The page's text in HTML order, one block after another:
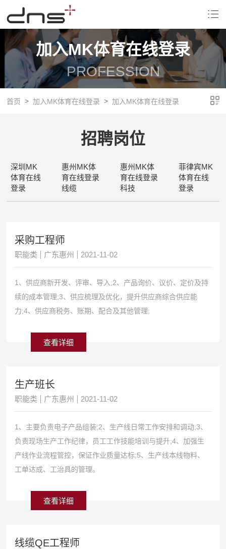
加入MK体育在线登录
PROFESSION
首页 加入MK体育在线登录 加入MK体育在线登录
招聘岗位
深圳MK
体育在线
登录
惠州MK体
育在线登录
线缆
惠州MK体
育在线登录
科技
菲律宾MK
体育在线
登录
采购工程师
职能类 广东惠州 2021-11-02
1、供应商新开发、评审、导入;2、产品询价、议价、定价及持
续的成本管理;3、供应梳理及优化，提升供应商综合供应能
力;4、供应商税务、账期、配合及其他管理;
查看详细
生产班长
职能类 广东惠州 2021-11-02
1、主要负责电子产品组装;2、生产线日常工作安排和调动;3、
负责现场生产工作纪律，员工工作技能培训与提升;4、加强生
产线作业流程管控，保证作业质量达标;5、生产线本线物料、
工单达成、工治具的管理。
查看详细
线缆QE工程师